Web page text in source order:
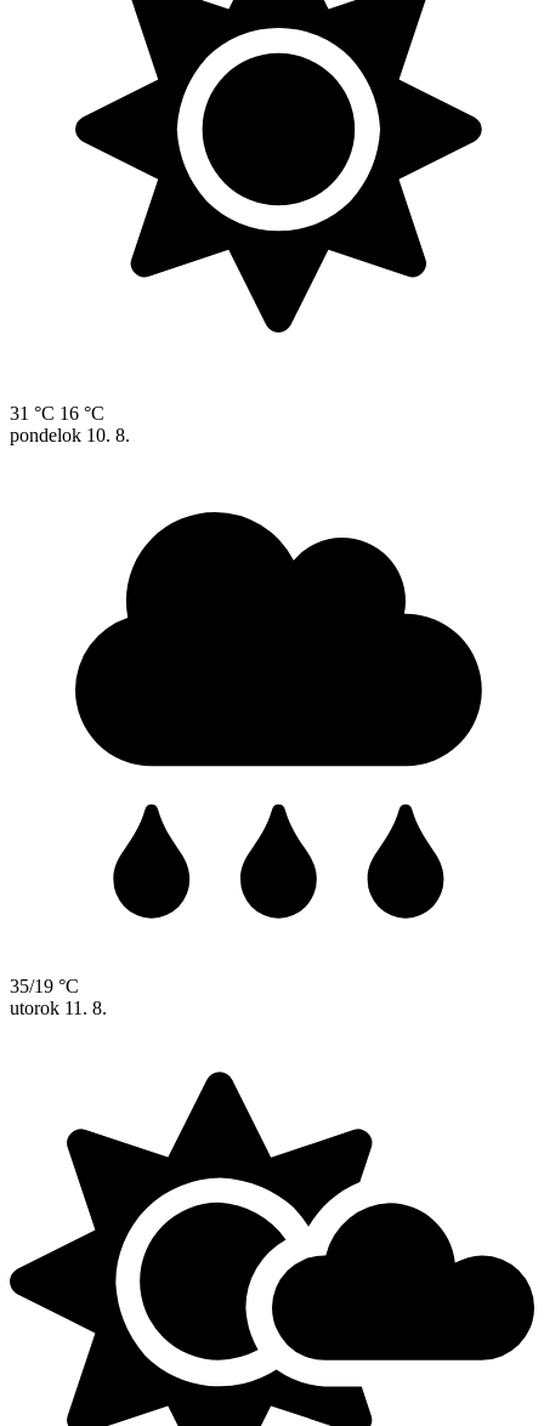
31 °C 16 °C
pondelok 10. 8.
35/19 °C
utorok 11. 8.